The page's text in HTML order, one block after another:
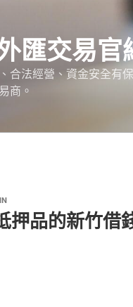
匯交易官
合法經營、資金安全有
商。
押品的新竹借